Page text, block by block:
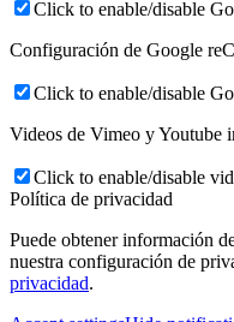
Click to enable/disable
Configuración de Google
Click to enable/disable
Videos de Vimeo y Youtube
Click to enable/disable
Política de privacidad
Puede obtener información
nuestra configuración de
privacidad.